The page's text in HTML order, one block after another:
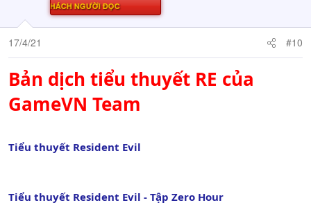
NGƯỜI ĐỌC
17/4/21 #10
Bản dịch tiểu thuyết RE của
GameVN Team
Tiểu thuyết Resident Evil
Tiểu thuyết Resident Evil - Tập Zero Hour